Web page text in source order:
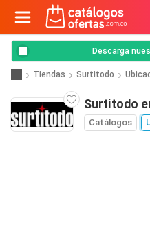
Descarga
Tiendas Surtitodo
Surtitodo
Catálogos